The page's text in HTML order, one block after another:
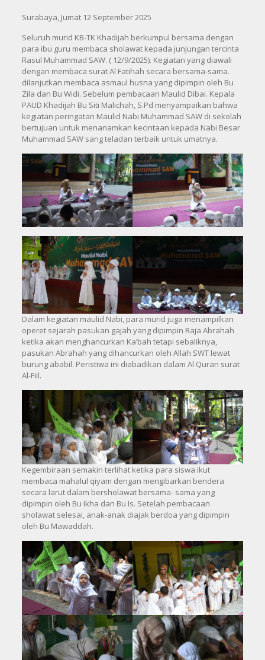
Surabaya, Jumat 12 September 2025
Seluruh murid KB-TK Khadijah berkumpul bersama dengan
para ibu guru membaca sholawat kepada junjungan tercinta
Rasul Muhammad SAW. ( 12/9/2025). Kegiatan yang diawali
dengan membaca surat Al Fatihah secara bersama-sama.
dilanjutkan membaca asmaul husna yang dipimpin oleh Bu
Zila dan Bu Widi. Sebelum pembacaan Maulid Dibai. Kepala
PAUD Khadijah Bu Siti Malichah, S.Pd menyampaikan bahwa
kegiatan peringatan Maulid Nabi Muhammad SAW di sekolah
bertujuan untuk menanamkan kecintaan kepada Nabi Besar
Muhammad SAW sang teladan terbaik untuk umatnya.
Dalam kegiatan maulid Nabi, para murid juga menampilkan
operet sejarah pasukan gajah yang dipimpin Raja Abrahah
ketika akan menghancurkan Ka’bah tetapi sebaliknya,
pasukan Abrahah yang dihancurkan oleh Allah SWT lewat
burung ababil. Peristiwa ini diabadikan dalam Al Quran surat
Al-Fiil.
Kegembiraan semakin terlihat ketika para siswa ikut
membaca mahalul qiyam dengan mengibarkan bendera
secara larut dalam bersholawat bersama- sama yang
dipimpin oleh Bu Ikha dan Bu Is. Setelah pembacaan
sholawat selesai, anak-anak diajak berdoa yang dipimpin
oleh Bu Mawaddah.